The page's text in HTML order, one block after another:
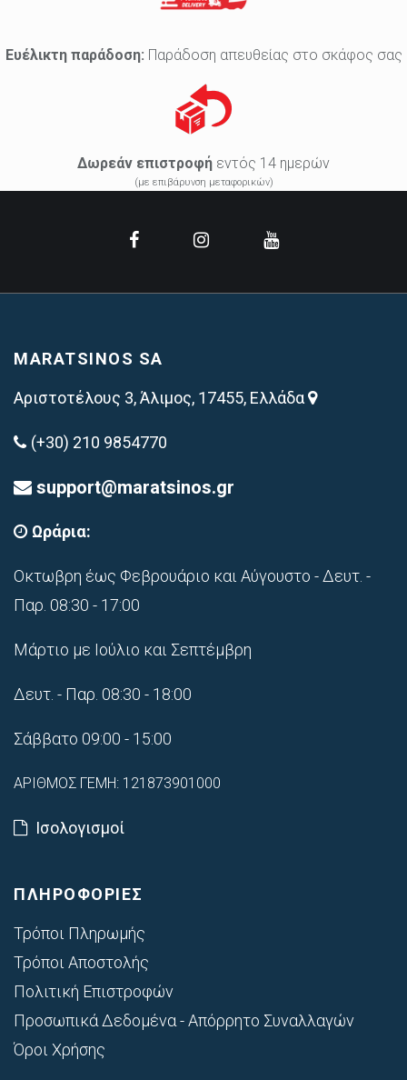
Ευέλικτη παράδοση: Παράδοση απευθείας στο σκάφος σας
Δωρεάν επιστροφή εντός 14 ημερών
(με επιβάρυνση μεταφορικών)
MARATSINOS SA
Αριστοτέλους 3, Άλιμος, 17455, Ελλάδα
(+30) 210 9854770
support@maratsinos.gr
Ωράρια:
Οκτωβρη έως Φεβρουάριο και Αύγουστο - Δευτ. -
Παρ. 08:30 - 17:00
Μάρτιο με Ιούλιο και Σεπτέμβρη
Δευτ. - Παρ. 08:30 - 18:00
Σάββατο 09:00 - 15:00
ΑΡΙΘΜΟΣ ΓΕΜΗ: 121873901000
Ισολογισμοί
ΠΛΗΡΟΦΟΡΙΕΣ
Τρόποι Πληρωμής
Τρόποι Αποστολής
Πολιτική Επιστροφών
Προσωπικά Δεδομένα - Απόρρητο Συναλλαγών
Όροι Χρήσης